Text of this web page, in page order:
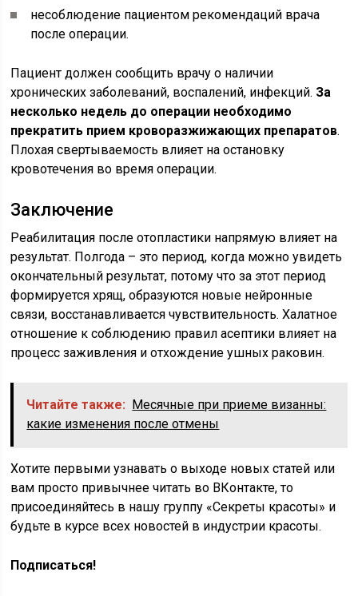
несоблюдение пациентом рекомендаций врача
после операции.
Пациент должен сообщить врачу о наличии
хронических заболеваний, воспалений, инфекций. За
несколько недель до операции необходимо
прекратить прием кроворазжижающих препаратов.
Плохая свертываемость влияет на остановку
кровотечения во время операции.
Заключение
Реабилитация после отопластики напрямую влияет на
результат. Полгода – это период, когда можно увидеть
окончательный результат, потому что за этот период
формируется хрящ, образуются новые нейронные
связи, восстанавливается чувствительность. Халатное
отношение к соблюдению правил асептики влияет на
процесс заживления и отхождение ушных раковин.
Читайте также: Месячные при приеме визанны:
какие изменения после отмены
Хотите первыми узнавать о выходе новых статей или
вам просто привычнее читать во ВКонтакте, то
присоединяйтесь в нашу группу «Секреты красоты» и
будьте в курсе всех новостей в индустрии красоты.
Подписаться!